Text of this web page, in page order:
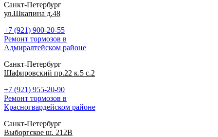
Санкт-Петербург
ул.Шкапина д.48
+7 (921) 900-20-55
Ремонт тормозов в
Адмиралтейском районе
Санкт-Петербург
Шафировский пр.22 к.5 с.2
+7 (921) 955-20-90
Ремонт тормозов в
Красногвардейском районе
Санкт-Петербург
Выборгское ш. 212В